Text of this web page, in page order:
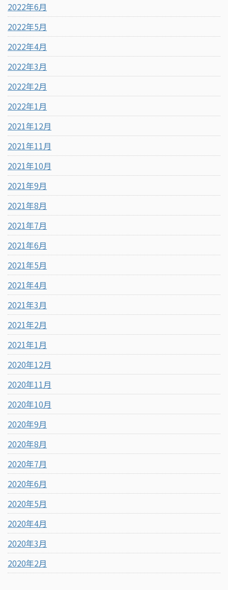
2022年6月
2022年5月
2022年4月
2022年3月
2022年2月
2022年1月
2021年12月
2021年11月
2021年10月
2021年9月
2021年8月
2021年7月
2021年6月
2021年5月
2021年4月
2021年3月
2021年2月
2021年1月
2020年12月
2020年11月
2020年10月
2020年9月
2020年8月
2020年7月
2020年6月
2020年5月
2020年4月
2020年3月
2020年2月